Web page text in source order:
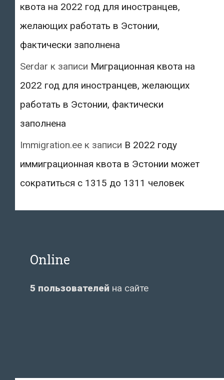
квота на 2022 год для иностранцев,
желающих работать в Эстонии,
фактически заполнена
Serdar к записи Миграционная квота на
2022 год для иностранцев, желающих
работать в Эстонии, фактически
заполнена
Immigration.ee к записи В 2022 году
иммиграционная квота в Эстонии может
сократиться с 1315 до 1311 человек
Online
5 пользователей на сайте